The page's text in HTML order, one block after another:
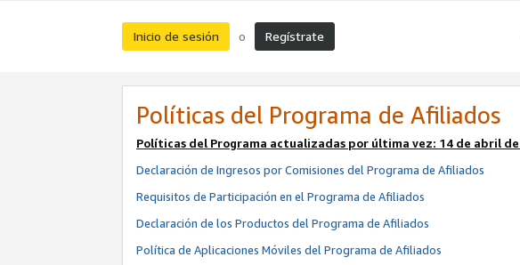
Inicio de sesión o Regístrate
Políticas del Programa de Afiliados
Políticas del Programa actualizadas por última vez: 14 de abril
Declaración de Ingresos por Comisiones del Programa de Afiliados
Requisitos de Participación en el Programa de Afiliados
Declaración de los Productos del Programa de Afiliados
Política de Aplicaciones Móviles del Programa de Afiliados